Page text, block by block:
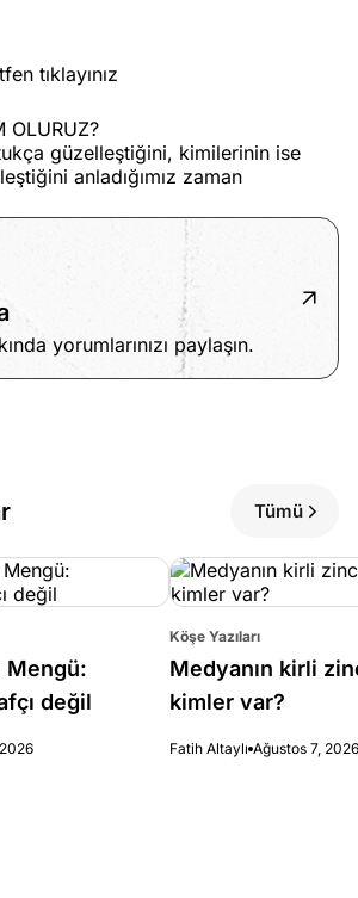
tıklayınız
OLURUZ?
güzelleştiğini, kimilerinin ise
anladığımız zaman
yorumlarınızı paylaşın.
Tümü
Mengü:
değil
Köşe Yazıları
Medyanın kirli
kimler var?
Fatih Altaylı Ağustos 7, 2026